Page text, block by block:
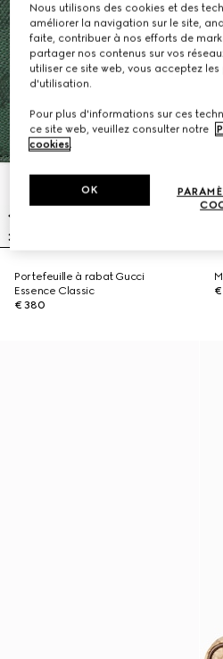
Portefeuille à rabat Gucci
Essence Classic
€ 380
Nous utilisons des cookies et des
améliorer la navigation sur le site,
faite, contribuer à nos efforts de
partager nos contenus sur vos
utiliser ce site web, vous acceptez
d'utilisation.
Pour plus d'informations sur ces
ce site web, veuillez consulter notre
cookies.
OK